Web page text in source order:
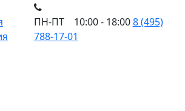
ПН-ПТ 10:00 - 18:008 (495)
788-17-01